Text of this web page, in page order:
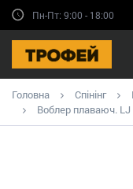
Пн-Пт: 9:00 - 18:00
Головна Спінінг
Воблер плаваюч.